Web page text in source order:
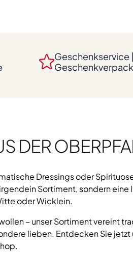
Geschenkservice |
DER
Dressings oder
Sortiment, sondern
oder Wicklein.
– unser Sortiment vereint
lieben. Entdecken Sie